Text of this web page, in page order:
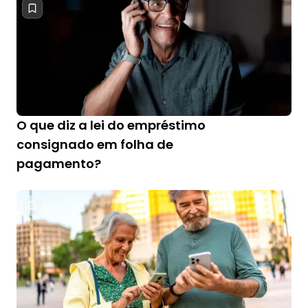
O que diz a lei do empréstimo
consignado em folha de
pagamento?